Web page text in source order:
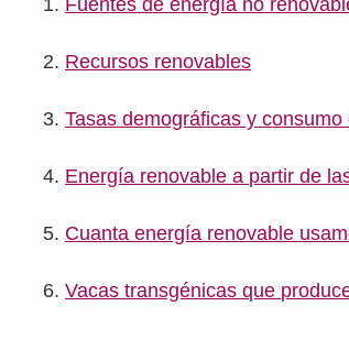
Fuentes de energía no
Recursos renovables
Tasas demográficas y
Energía renovable a partir de
Cuanta energía renovable
Vacas transgénicas que